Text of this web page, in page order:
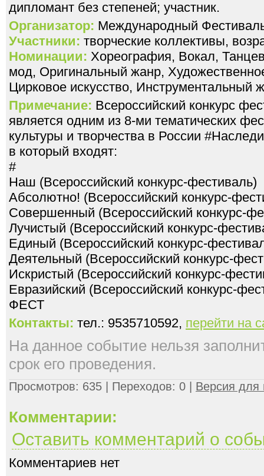
Организатор: Международный
Участники: творческие коллективы,
Номинации: Хореография, Вокал,
мод, Оригинальный жанр,
Цирковое искусство, Инструментальный
Примечание: Всероссийский конкурс
является одним из 8-ми тематических
культуры и творчества в России
в который входят:
#
Наш (Всероссийский конкурс-фестиваль)
Абсолютно! (Всероссийский конкурс-
Совершенный (Всероссийский конкурс-
Лучистый (Всероссийский конкурс-
Единый (Всероссийский конкурс-
Деятельный (Всероссийский конкурс-
Искристый (Всероссийский конкурс-
Евразийский (Всероссийский конкурс-
Контакты: тел.: 9535710592, перейти на
На данное событие нельзя
срок его проведения.
Просмотров: 635 | Переходов: 0 | Версия для
Комментарии:
Оставить комментарий о
Комментариев нет